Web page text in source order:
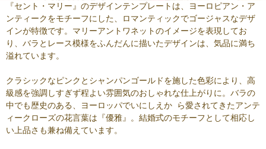
『セント・マリー』のデザインテンプレートは、ヨーロピアン・ア
ンティークをモチーフにした、ロマンティックでゴージャスなデザ
インが特徴です。マリーアントワネットのイメージを表現してお
り、バラとレース模様をふんだんに描いたデザインは、気品に満ち
溢れています。
クラシックなピンクとシャンパンゴールドを施した色彩により、高
級感を強調しすぎず程よい雰囲気のおしゃれな仕上がりに。バラの
中でも歴史のある、ヨーロッパでいにしえか ら愛されてきたアンテ
ィークローズの花言葉は『優雅』。結婚式のモチーフとして相応し
い上品さも兼ね備えています。